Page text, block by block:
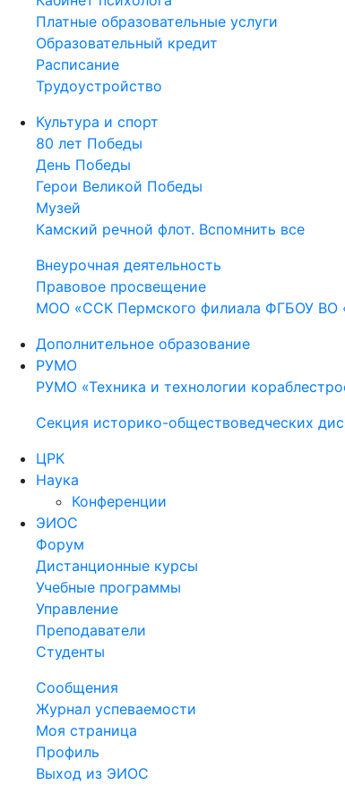
Платные образовательные услуги
Образовательный кредит
Расписание
Трудоустройство
Культура и спорт
80 лет Победы
День Победы
Герои Великой Победы
Музей
Камский речной флот. Вспомнить все
Внеурочная деятельность
Правовое просвещение
МОО «ССК Пермского филиала ФГБОУ ВО
Дополнительное образование
РУМО
РУМО «Техника и технологии
Секция историко-обществоведческих
ЦРК
Наука
Конференции
ЭИОС
Форум
Дистанционные курсы
Учебные программы
Управление
Преподаватели
Студенты
Сообщения
Журнал успеваемости
Моя страница
Профиль
Выход из ЭИОС